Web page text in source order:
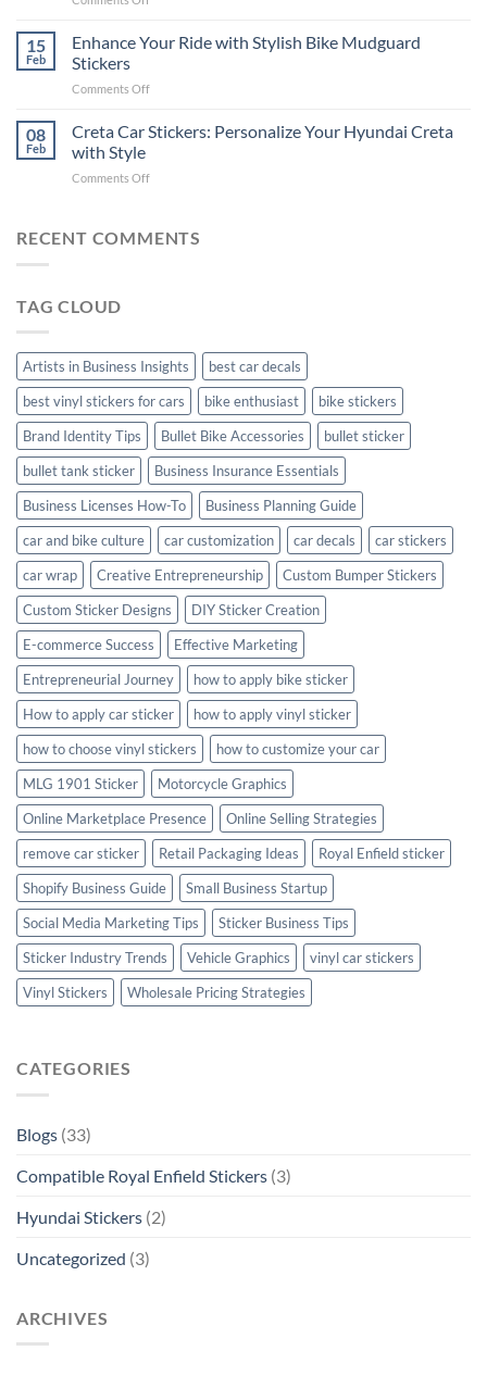
2025
Social
Your
The
Guide
15
Feb
Enhance Your Ride with Stylish Bike Mudguard
Stickers
Comments Offon
Your
Stylish
Stickers
08
Feb
Creta Car Stickers: Personalize Your Hyundai Creta
with Style
Comments Offon
Stickers:
RECENT COMMENTS
TAG CLOUD
Artists in Business Insights
best car decals
best vinyl stickers for cars
bike enthusiast
bike stickers
Brand Identity Tips
Bullet Bike Accessories
bullet sticker
bullet tank sticker
Business Insurance Essentials
Business Licenses How-To
Business Planning Guide
car and bike culture
car customization car decals
car stickers
car wrap
Creative Entrepreneurship
Custom Bumper Stickers
Custom Sticker Designs
DIY Sticker Creation
E-commerce Success
Effective Marketing
Entrepreneurial Journey
how to apply bike sticker
How to apply car sticker
how to apply vinyl sticker
how to choose vinyl stickers
how to customize your car
MLG 1901 Sticker
Motorcycle Graphics
Online Marketplace Presence
Online Selling Strategies
remove car sticker
Retail Packaging Ideas
Royal Enfield sticker
Shopify Business Guide
Small Business Startup
Social Media Marketing Tips
Sticker Business Tips
Sticker Industry Trends
Vehicle Graphics
vinyl car stickers
Vinyl Stickers
Wholesale Pricing Strategies
CATEGORIES
Blogs (33)
Compatible Royal Enfield Stickers (3)
Hyundai Stickers (2)
Uncategorized (3)
ARCHIVES